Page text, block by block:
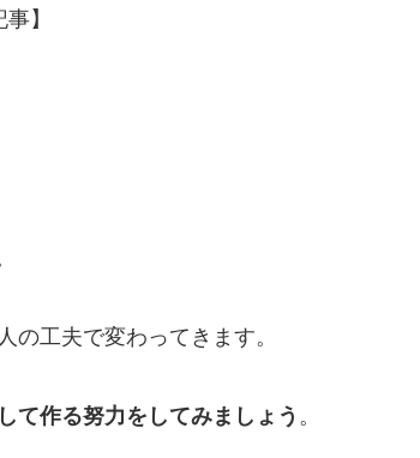
】
工夫で変わってきます。
て作る努力をしてみましょう 。